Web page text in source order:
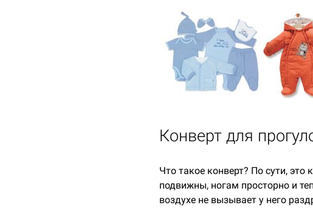
Конверт для
Что такое конверт? По сути,
подвижны, ногам просторно и
воздухе не вызывает у него